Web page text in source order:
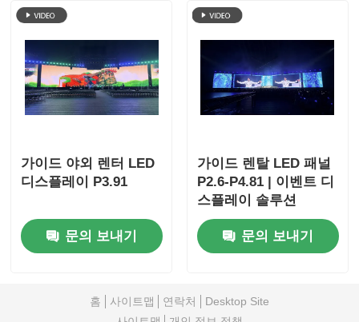
가이드 야외 렌터 LED
디스플레이 P3.91
문의 보내기
가이드 렌탈 LED 패널
P2.6-P4.81 | 이벤트 디
스플레이 솔루션
문의 보내기
홈 사이트맵 연락처
Desktop Site